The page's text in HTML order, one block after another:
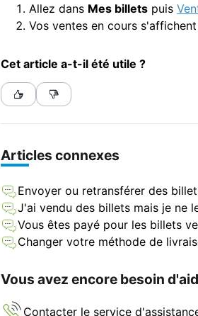
Allez dans Mes billets puis
Vos ventes en cours
Cet article a-t-il été utile ?
Articles connexes
Envoyer ou retransférer des
J'ai vendu des billets mais je ne
Vous êtes payé pour les billets
Changer votre méthode de
Vous avez encore besoin
Contacter le service